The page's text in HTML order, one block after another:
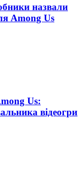
назвали
Among Us
Us:
відеогри